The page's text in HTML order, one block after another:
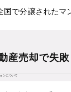
国で分譲されたマ
産売却で失